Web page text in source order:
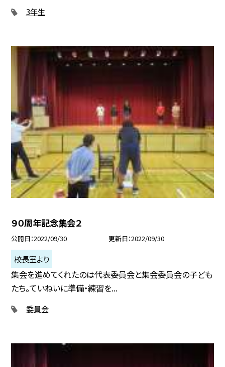
3年生
９０周年記念集会２
公開日 2022/09/30 更新日 2022/09/30
校長室より
集会を進めてくれたのは代表委員会と集会委員会の子ども
たち。ていねいに準備・練習を...
委員会